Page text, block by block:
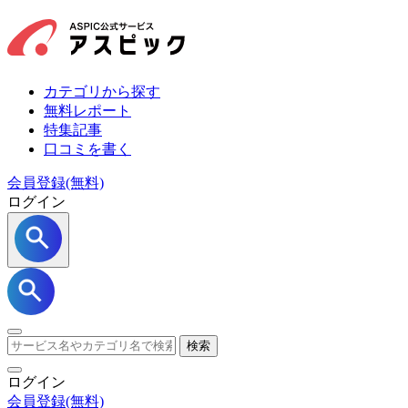
カテゴリから探す
無料レポート
特集記事
口コミを書く
会員登録(無料)
ログイン
検索
ログイン
会員登録(無料)